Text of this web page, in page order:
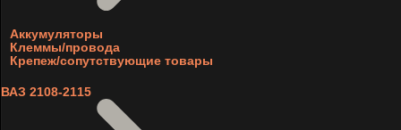
Аккумуляторы
Клеммы/провода
Крепеж/сопутствующие товары
ВАЗ 2108-2115